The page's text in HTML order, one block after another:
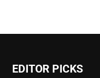
EDITOR PICKS